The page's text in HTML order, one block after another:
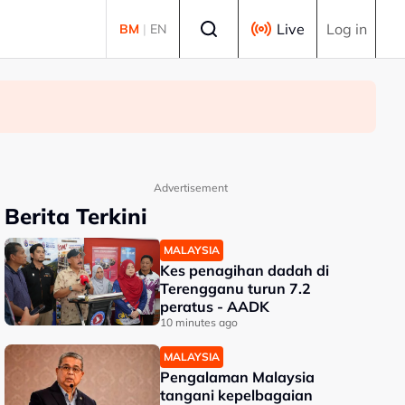
BM | EN Live Log in
Advertisement
Berita Terkini
MALAYSIA
Kes penagihan dadah di
Terengganu turun 7.2
peratus - AADK
10 minutes ago
MALAYSIA
Pengalaman Malaysia
tangani kepelbagaian